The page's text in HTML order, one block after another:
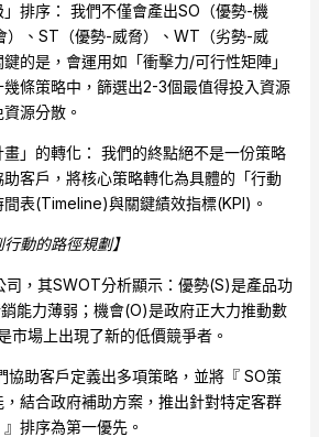
排序： 我們不僅會產出SO（優勢-機
）、ST（優勢-威脅）、WT（劣勢-威
的是，會運用如「衝擊力/可行性矩陣」
條策略中，篩選出2-3個最值得投入資源
源分散。
」的轉化： 我們的終點絕不是一份策略
客戶，將核心策略轉化為具體的「行動
表(Timeline)與關鍵績效指標(KPI)。
動的路徑規劃】
司，其SWOT分析顯示：優勢(S)是產品功
能力薄弱；機會(O)是政府正大力推動數
市場上出現了新的低價競爭者。
協助客戶定義出多項策略，並將『 SO策
結合政府補助方案，推出針對特定客群
排序為第一優先。